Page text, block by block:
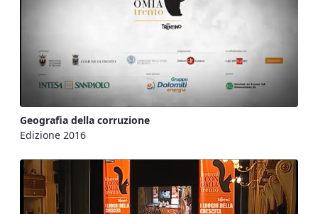
Geografia della corruzione
Edizione 2016